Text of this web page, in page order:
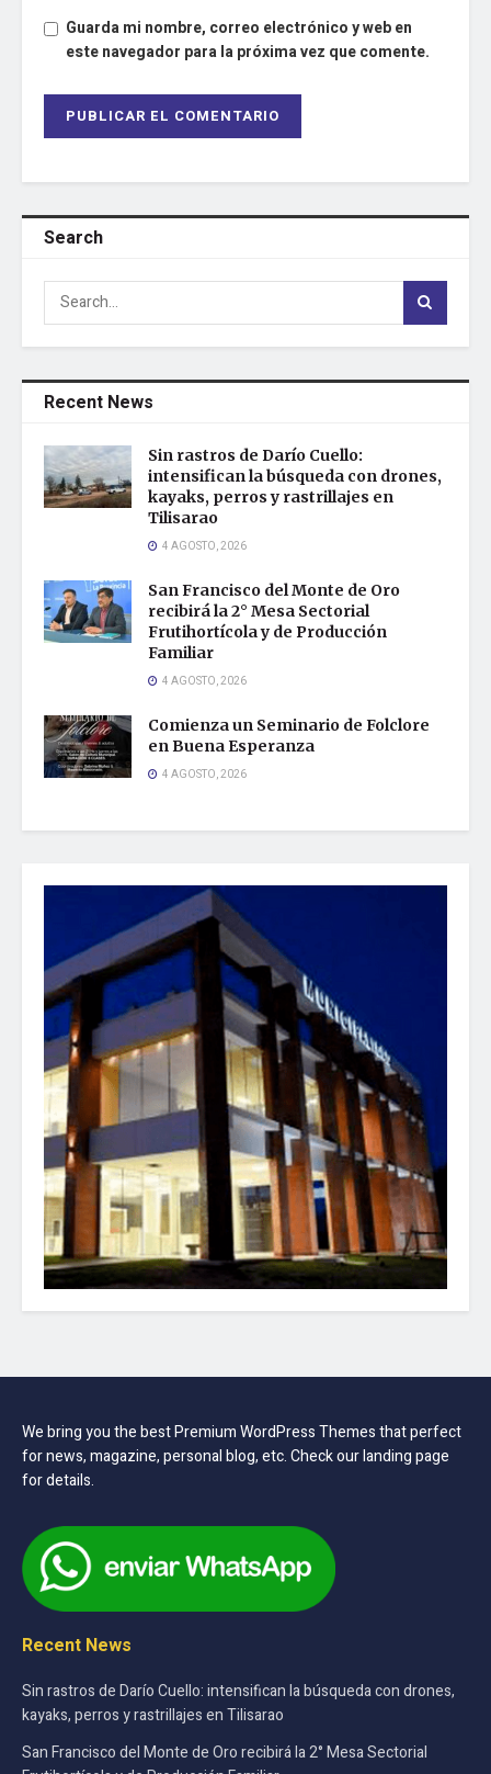
Guarda mi nombre, correo electrónico y web en
este navegador para la próxima vez que comente.
Search
Recent News
Sin rastros de Darío Cuello:
intensifican la búsqueda con drones,
kayaks, perros y rastrillajes en
Tilisarao
4 AGOSTO, 2026
San Francisco del Monte de Oro
recibirá la 2° Mesa Sectorial
Frutihortícola y de Producción
Familiar
4 AGOSTO, 2026
Comienza un Seminario de Folclore
en Buena Esperanza
4 AGOSTO, 2026
We bring you the best Premium WordPress Themes that perfect
for news, magazine, personal blog, etc. Check our landing page
for details.
Recent News
Sin rastros de Darío Cuello: intensifican la búsqueda con drones,
kayaks, perros y rastrillajes en Tilisarao
San Francisco del Monte de Oro recibirá la 2° Mesa Sectorial